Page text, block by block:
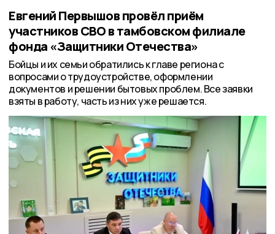
Евгений Первышов провёл приём
участников СВО в тамбовском филиале
фонда «Защитники Отечества»
Бойцы и их семьи обратились к главе региона с
вопросами о трудоустройстве, оформлении
документов и решении бытовых проблем. Все заявки
взяты в работу, часть из них уже решается.